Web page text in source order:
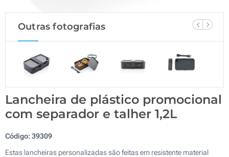
Outras fotografias
Lancheira de plástico promocional
com separador e talher 1,2L
Código:39309
Estas lancheiras personalizadas são feitas em resistente material